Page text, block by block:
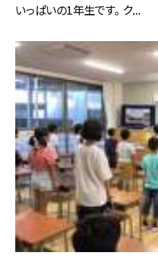
いっぱいの1年生です。 ク...